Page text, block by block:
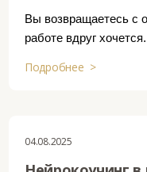
Вы возвращаетесь с
работе вдруг
Подробнее >
04.08.2025